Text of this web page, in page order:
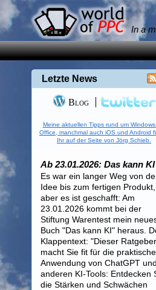
In a
Letzte News
Blog
Meine aktuellen Tipps rund um Windows
Office, manchmal auch iOS und Android
Ihr auf der Seite von Jörg Schieb.
Ab 23.01.2026: Das kann KI
Es war ein langer Weg von
Idee bis zum fertigen Produkt,
aber es ist geschafft: Am
23.01.2026 kommt bei der
Stiftung Warentest mein
Buch "Das kann KI" heraus.
Klappentext: "Dieser Ratgeber
macht Sie fit für die praktische
Anwendung von ChatGPT und
anderen KI-Tools: Entdecken
die Stärken und Schwächen